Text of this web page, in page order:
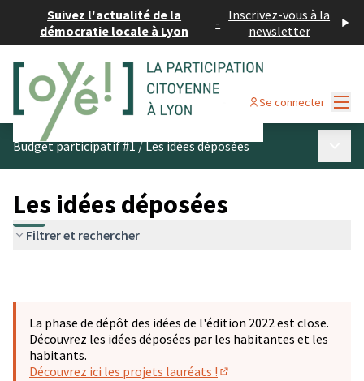
Suivez l'actualité de la
démocratie locale à Lyon
- Inscrivez-vous à la
newsletter
Se connecter
Budget participatif #1/Les idées déposées
Les idées déposées
Filtrer et rechercher
La phase de dépôt des idées de l'édition 2022 est close.
Découvrez les idées déposées par les habitantes et les
habitants.
Découvrez ici les projets lauréats !